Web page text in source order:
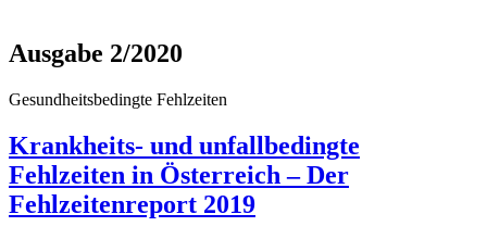
Ausgabe 2/2020
Gesundheitsbedingte Fehlzeiten
Krankheits- und unfallbedingte
Fehlzeiten in Österreich – Der
Fehlzeitenreport 2019